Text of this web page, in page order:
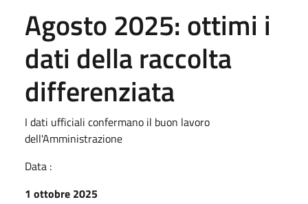
Agosto 2025: ottimi i
dati della raccolta
differenziata
I dati ufficiali confermano il buon lavoro
dell'Amministrazione
Data :
1 ottobre 2025